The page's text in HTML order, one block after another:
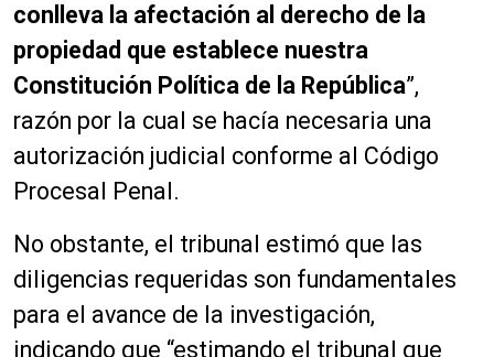
conlleva la afectación al derecho de la
propiedad que establece nuestra
Constitución Política de la República”,
razón por la cual se hacía necesaria una
autorización judicial conforme al Código
Procesal Penal.
No obstante, el tribunal estimó que las
diligencias requeridas son fundamentales
para el avance de la investigación,
indicando que “estimando el tribunal que